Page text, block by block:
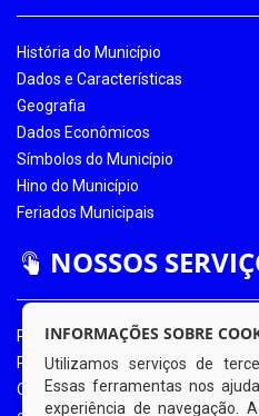
História do Município
Dados e Características
Geografia
Dados Econômicos
Símbolos do Município
Hino do Município
Feriados Municipais
NOSSOS
Portal da Transparência
Portal da Transparência COVID-19
Ouvidoria Eletrônica
INFORMAÇÕES SOBRE
Utilizamos serviços de
Essas ferramentas nos
experiência de navegação.